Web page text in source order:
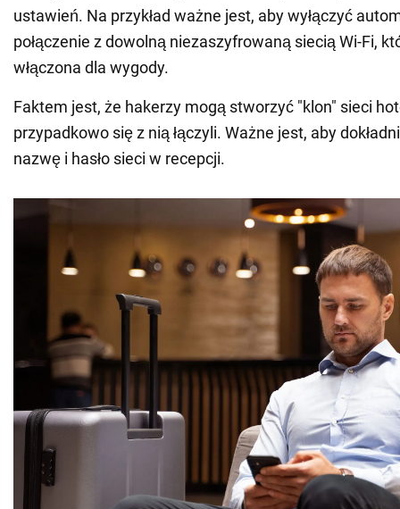
ustawień. Na przykład ważne jest, aby wyłączyć
połączenie z dowolną niezaszyfrowaną siecią Wi-Fi,
włączona dla wygody.
Faktem jest, że hakerzy mogą stworzyć "klon" sieci
przypadkowo się z nią łączyli. Ważne jest, aby
nazwę i hasło sieci w recepcji.